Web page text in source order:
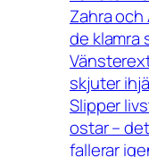
Zahra och
de klamra
skjuter
Slipper
ostar –
fallerar